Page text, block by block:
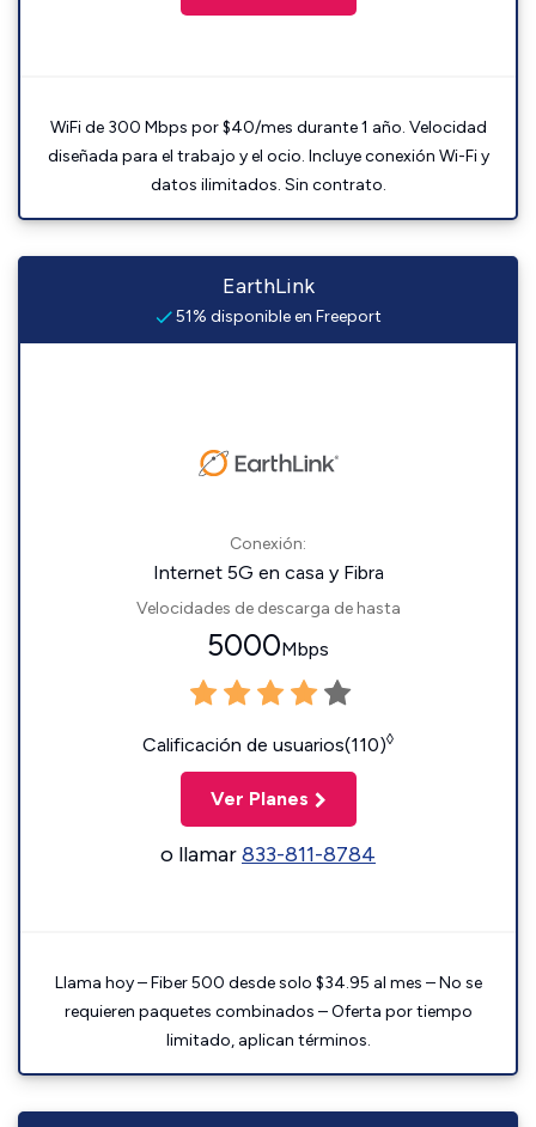
WiFi de 300 Mbps por $40/mes durante 1 año. Velocidad
diseñada para el trabajo y el ocio. Incluye conexión Wi-Fi y
datos ilimitados. Sin contrato.
EarthLink
51% disponible en Freeport
Conexión:
Internet 5G en casa y Fibra
Velocidades de descarga de hasta
5000Mbps
Calificación de usuarios(110)◊
Ver Planes
o llamar833-811-8784
Llama hoy – Fiber 500 desde solo $34.95 al mes – No se
requieren paquetes combinados – Oferta por tiempo
limitado, aplican términos.